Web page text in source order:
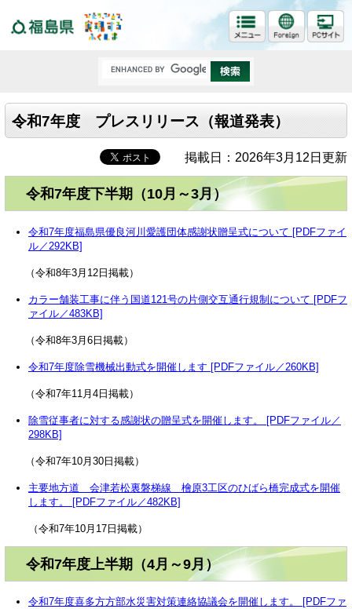
令和7年度 プレスリリース（報道発表）
掲載日：2026年3月12日更新
令和7年度下半期（10月～3月）
令和7年度福島県優良河川愛護団体感謝状贈呈式について [PDFファイ
ル／292KB]
（令和8年3月12日掲載）
カラー舗装工事に伴う国道121号の片側交互通行規制について [PDFフ
ァイル／483KB]
（令和8年3月6日掲載）
令和7年度除雪機械出動式を開催します [PDFファイル／260KB]
（令和7年11月4日掲載）
除雪従事者に対する感謝状の贈呈式を開催します。 [PDFファイル／
298KB]
（令和7年10月30日掲載）
主要地方道 会津若松裏磐梯線 檜原3工区のひばら橋完成式を開催
します。 [PDFファイル／482KB]
（令和7年10月17日掲載）
令和7年度上半期（4月～9月）
令和7年度喜多方方部水災害対策連絡協議会を開催します。 [PDFファ